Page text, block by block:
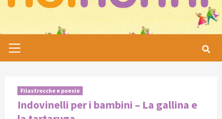
Menu
Filastrocche e poesie
Indovinelli per i bambini – La gallina e